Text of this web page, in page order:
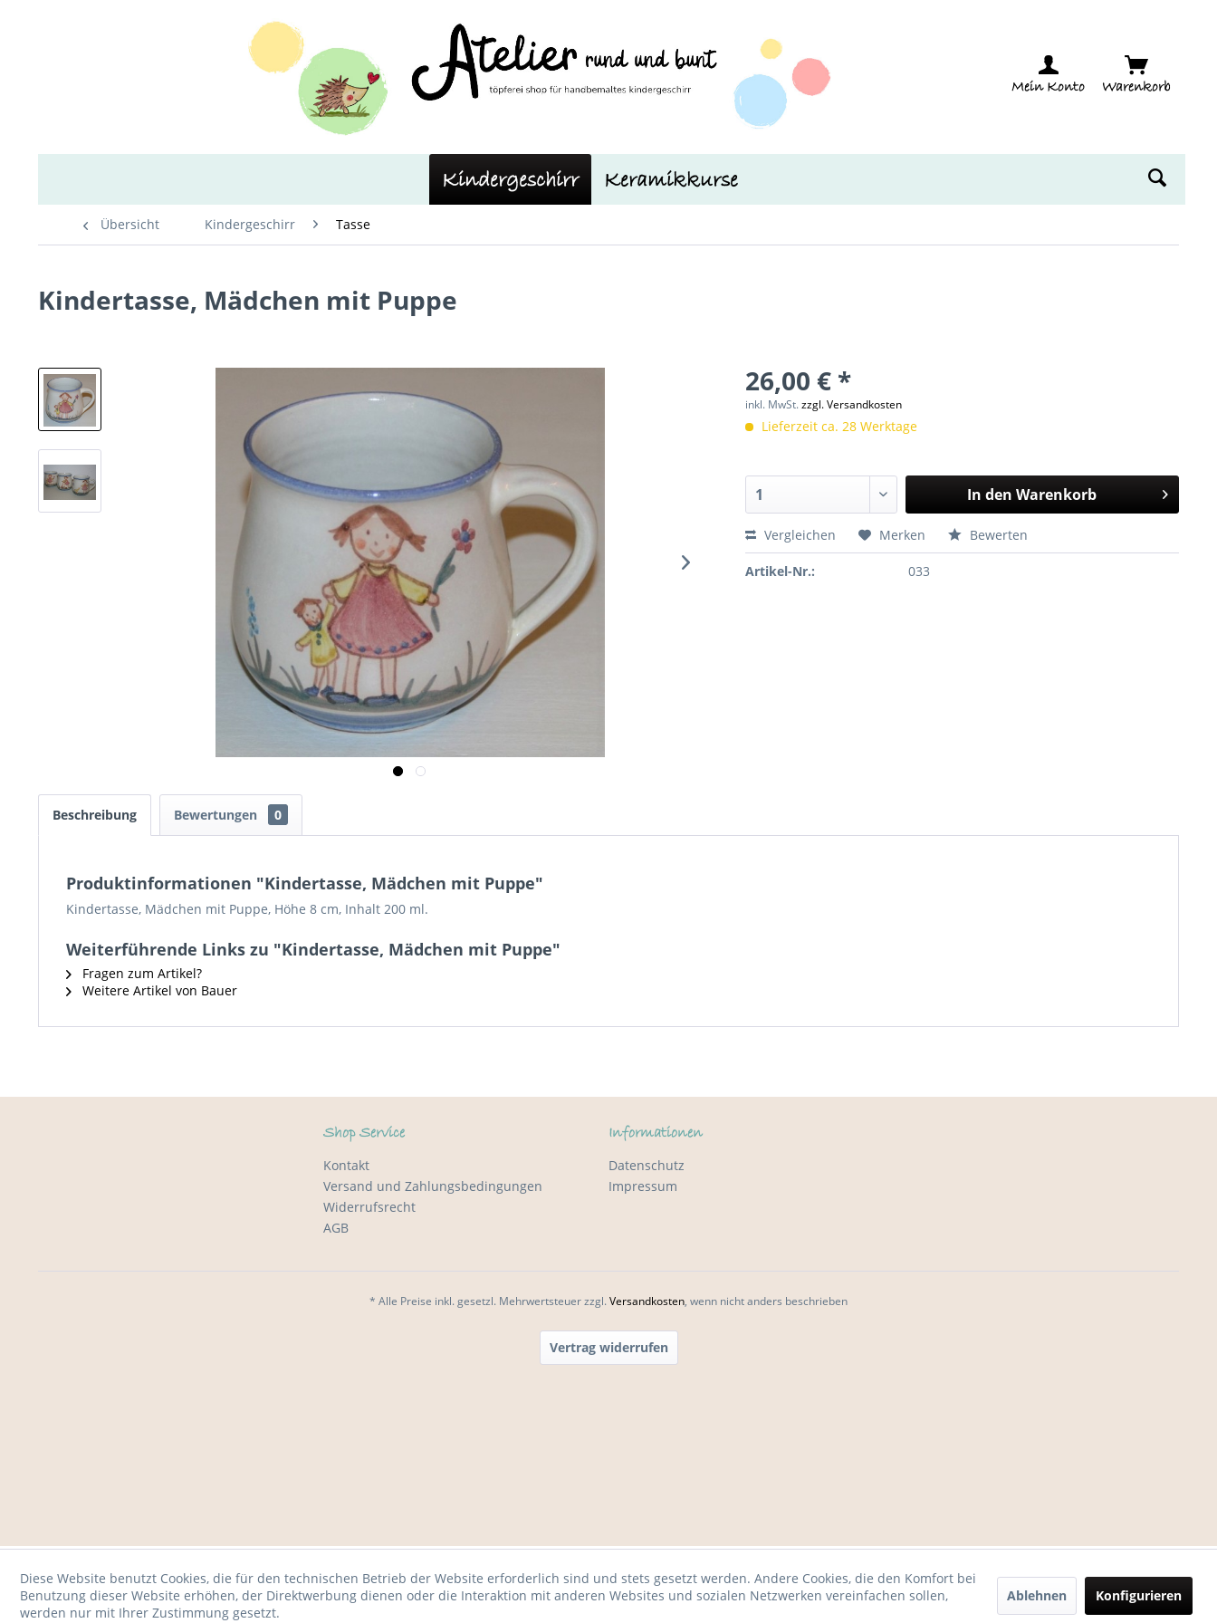
Mein Konto Warenkorb
Kindergeschirr Keramikkurse
Übersicht Kindergeschirr Tasse
Kindertasse, Mädchen mit Puppe
26,00 € *
inkl. MwSt.zzgl. Versandkosten
Lieferzeit ca. 28 Werktage
In den Warenkorb
Vergleichen Merken Bewerten
Artikel-Nr.: 033
Beschreibung Bewertungen 0
Produktinformationen "Kindertasse, Mädchen mit Puppe"
Kindertasse, Mädchen mit Puppe, Höhe 8 cm, Inhalt 200 ml.
Weiterführende Links zu "Kindertasse, Mädchen mit Puppe"
Fragen zum Artikel?
Weitere Artikel von Bauer
Shop Service
Kontakt
Versand und Zahlungsbedingungen
Widerrufsrecht
AGB
Informationen
Datenschutz
Impressum
* Alle Preise inkl. gesetzl. Mehrwertsteuer zzgl.Versandkosten, wenn nicht anders beschrieben
Vertrag widerrufen
Diese Website benutzt Cookies, die für den technischen Betrieb der Website erforderlich sind und stets gesetzt werden. Andere Cookies, die den Komfort bei
Benutzung dieser Website erhöhen, der Direktwerbung dienen oder die Interaktion mit anderen Websites und sozialen Netzwerken vereinfachen sollen,
werden nur mit Ihrer Zustimmung gesetzt.
Ablehnen Konfigurieren